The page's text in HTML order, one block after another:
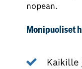
nopean.
Monipuoliset
Kaikille